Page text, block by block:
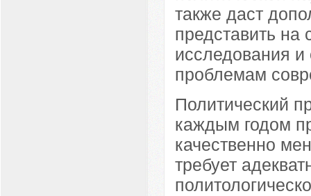
также даст
представить на
исследования и
проблемам
Политический
каждым годом
качественно
требует